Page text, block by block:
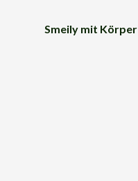
Smeily mit Körper